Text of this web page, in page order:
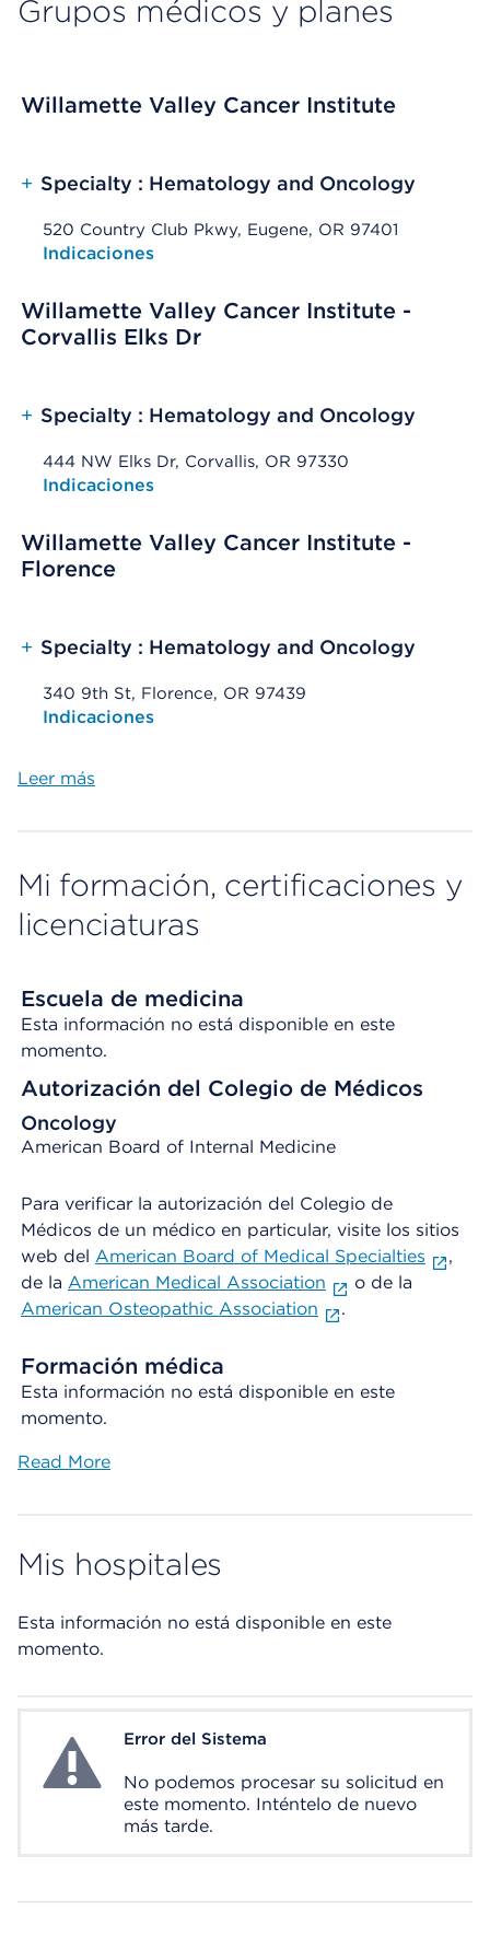
Grupos médicos y planes
Willamette Valley Cancer Institute
+ Specialty : Hematology and Oncology
520 Country Club Pkwy, Eugene, OR 97401
Opens native map application on mobile devices
Indicaciones
Willamette Valley Cancer Institute -
Corvallis Elks Dr
+ Specialty : Hematology and Oncology
444 NW Elks Dr, Corvallis, OR 97330
Opens native map application on mobile devices
Indicaciones
Willamette Valley Cancer Institute -
Florence
+ Specialty : Hematology and Oncology
340 9th St, Florence, OR 97439
Opens native map application on mobile devices
Indicaciones
Leer más
Mi formación, certificaciones y
licenciaturas
Escuela de medicina
Esta información no está disponible en este
momento.
Autorización del Colegio de Médicos
Oncology
American Board of Internal Medicine
Para verificar la autorización del Colegio de
Médicos de un médico en particular, visite los sitios
web del American Board of Medical Specialties
,
de la American Medical Association
o de la
American Osteopathic Association
.
Formación médica
Esta información no está disponible en este
momento.
Read More
Mis hospitales
Esta información no está disponible en este
momento.
System ErrorError del Sistema
No podemos procesar su solicitud en
este momento. Inténtelo de nuevo
más tarde.